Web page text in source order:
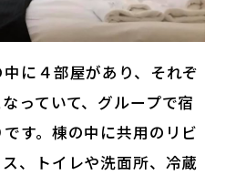
に４部屋があり、それぞ
っていて、グループで宿
す。棟の中に共用のリビ
、トイレや洗面所、冷蔵